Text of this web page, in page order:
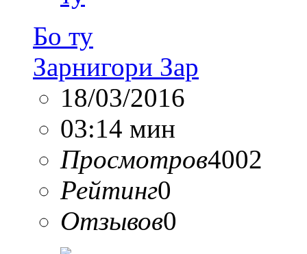
Бо ту
Зарнигори Зар
18/03/2016
03:14 мин
Просмотров4002
Рейтинг0
Отзывов0